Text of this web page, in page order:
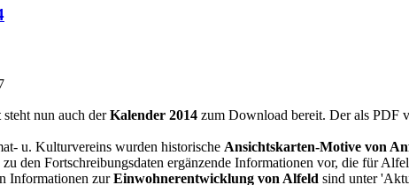
steht nun auch derKalender 2014 zum Download bereit. Der als PDF
u. Kulturvereins wurden historische Ansichtskarten-Motive von
den Fortschreibungsdaten ergänzende Informationen vor, die für
Informationen zurEinwohnerentwicklung von Alfeld sind unter